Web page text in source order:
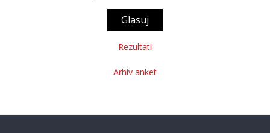
Rezultati
Arhiv anket